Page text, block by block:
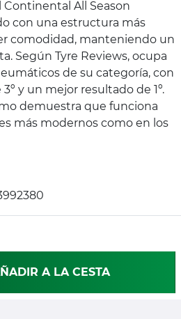
Continental All Season
con una estructura más
comodidad, manteniendo un
Según Tyre Reviews, ocupa
de su categoría, con
y un mejor resultado de 1º.
demuestra que funciona
más modernos como en los
A LA CESTA